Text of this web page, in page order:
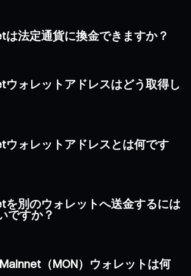
は法定通貨に換金できますか？
ウォレットアドレスはどう取得し
ウォレットアドレスとは何です
を別のウォレットへ送金するには
ですか？
（MON）ウォレットは何